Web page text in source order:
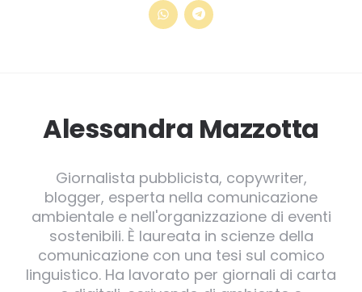
Alessandra Mazzotta
Giornalista pubblicista, copywriter,
blogger, esperta nella comunicazione
ambientale e nell'organizzazione di eventi
sostenibili. È laureata in scienze della
comunicazione con una tesi sul comico
linguistico. Ha lavorato per giornali di carta